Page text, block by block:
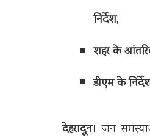
निर्देश,
शहर के
डीएम के
देहरादून। जन